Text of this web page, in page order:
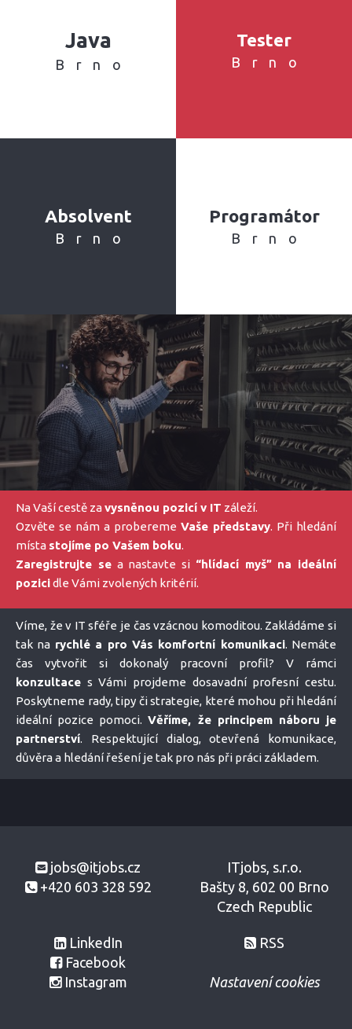
Java
Brno
Tester
Brno
Absolvent
Brno
Programátor
Brno
Na Vaší cestě zavysněnou pozicí v IT záleží.
Ozvěte se nám a probereme Vaše představy. Při hledání
místa stojíme po Vašem boku.
Zaregistrujte sea nastavte si “hlídací myš” na ideální
pozicidle Vámi zvolených kritérií.
Víme, že v IT sféře je čas vzácnou komoditou. Zakládáme si
tak na rychlé a pro Vás komfortní komunikaci. Nemáte
čas vytvořit si dokonalý pracovní profil? V rámci
konzultace s Vámi projdeme dosavadní profesní cestu.
Poskytneme rady, tipy či strategie, které mohou při hledání
ideální pozice pomoci.Věříme, že principem náboru je
partnerství. Respektující dialog, otevřená komunikace,
důvěra a hledání řešení je tak pro nás při práci základem.
jobs@itjobs.cz
+420 603 328 592
LinkedIn
Facebook
Instagram
ITjobs, s.r.o.
Bašty 8, 602 00 Brno
Czech Republic
RSS
Nastavení cookies